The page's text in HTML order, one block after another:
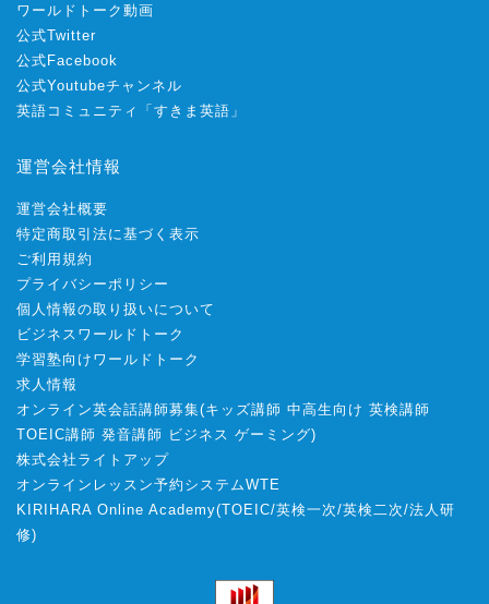
ワールドトーク動画
公式Twitter
公式Facebook
公式Youtubeチャンネル
英語コミュニティ「すきま英語」
運営会社情報
運営会社概要
特定商取引法に基づく表示
ご利用規約
プライバシーポリシー
個人情報の取り扱いについて
ビジネスワールドトーク
学習塾向けワールドトーク
求人情報
オンライン英会話講師募集(キッズ講師 中高生向け 英検講師
TOEIC講師 発音講師 ビジネス ゲーミング)
株式会社ライトアップ
オンラインレッスン予約システムWTE
KIRIHARA Online Academy(TOEIC/英検一次/英検二次/法人研
修)